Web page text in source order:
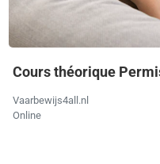
Cours théorique
Vaarbewijs4all.nl
Online